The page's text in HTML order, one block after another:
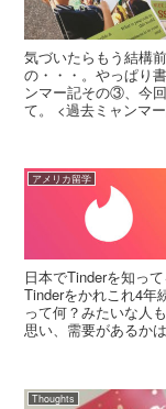
気づいたらもう結構
の・・・。やっぱり
ンマー記その③、今
て。 <過去ミャンマ
アメリカ留学
日本でTinderを知っ
Tinderをかれこれ4年
って何？みたいな人
思い、需要があるか
Thoughts